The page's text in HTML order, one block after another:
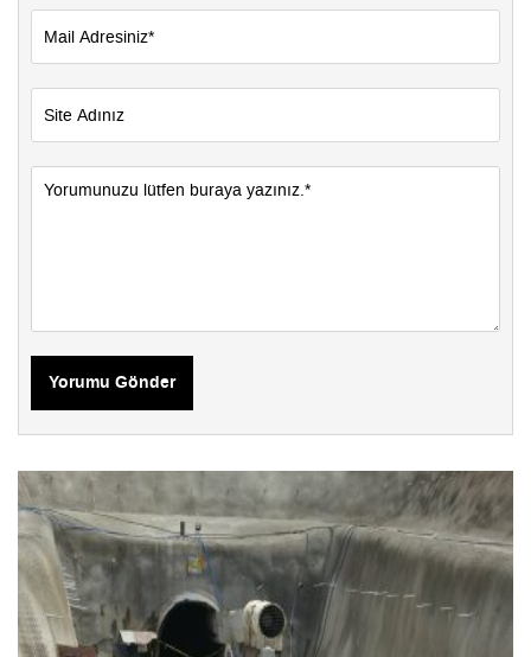
Yorumu Gönder